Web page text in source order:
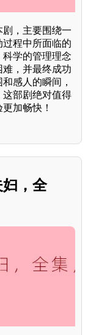
，主要围绕一
程中所面临的
学的管理理念
，并最终成功
感人的瞬间，
这部剧绝对值得
加畅快！
，全